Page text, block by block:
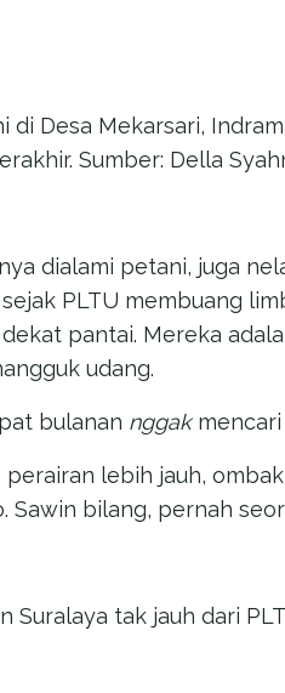
di Desa Mekarsari,
Sumber: Della
dialami petani, juga
PLTU membuang
pantai. Mereka
udang.
bulanan nggakmencari
lebih jauh,
Sawin bilang, pernah
Suralaya tak jauh dari